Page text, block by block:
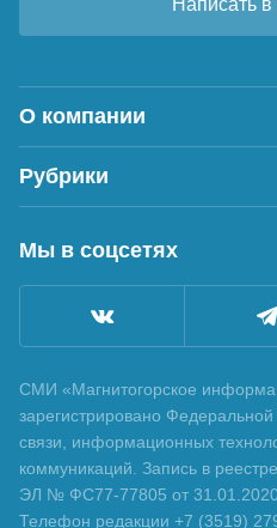
Написать
О компании
Рубрики
Мы в соцсетях
СМИ «Магнитогорское
зарегистрировано
связи, информационных
коммуникаций. Запись в
ЭЛ № ФС77-77805 от 31.01.2020
Телефон редакции +7 (3519)